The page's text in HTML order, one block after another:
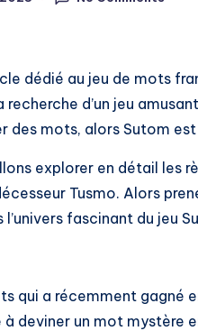
dédié au jeu de mots
recherche d’un jeu
des mots, alors Sutom
explorer en détail les
Tusmo. Alors
fascinant du jeu
qui a récemment gagné
deviner un mot mystère